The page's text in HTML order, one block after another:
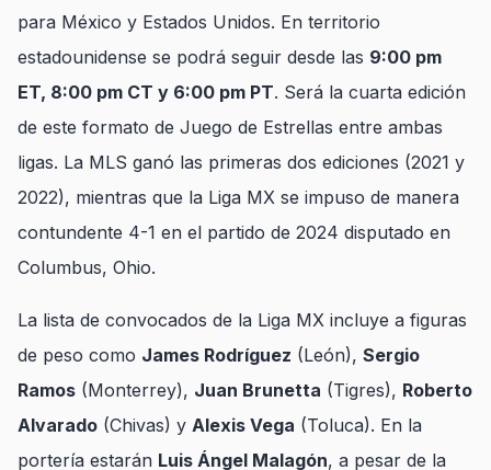
para México y Estados Unidos. En territorio
estadounidense se podrá seguir desde las 9:00 pm
ET, 8:00 pm CT y 6:00 pm PT. Será la cuarta edición
de este formato de Juego de Estrellas entre ambas
ligas. La MLS ganó las primeras dos ediciones (2021 y
2022), mientras que la Liga MX se impuso de manera
contundente 4-1 en el partido de 2024 disputado en
Columbus, Ohio.
La lista de convocados de la Liga MX incluye a figuras
de peso como James Rodríguez (León), Sergio
Ramos (Monterrey), Juan Brunetta (Tigres), Roberto
Alvarado (Chivas) y Alexis Vega (Toluca). En la
portería estarán Luis Ángel Malagón, a pesar de la